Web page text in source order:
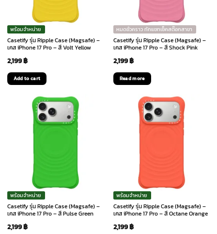
พร้อมจำหน่าย
Casetify รุ่น Ripple Case (Magsafe) –
เคส iPhone 17 Pro – สี Volt Yellow
2,199฿
Add to cart
หมดชั่วคราว ทักแชทเช็คสต๊อกสาขา
Casetify รุ่น Ripple Case (Magsafe) –
เคส iPhone 17 Pro – สี Shock Pink
2,199฿
Read more
พร้อมจำหน่าย
Casetify รุ่น Ripple Case (Magsafe) –
เคส iPhone 17 Pro – สี Pulse Green
2,199฿
พร้อมจำหน่าย
Casetify รุ่น Ripple Case (Magsafe) –
เคส iPhone 17 Pro – สี Octane Orange
2,199฿